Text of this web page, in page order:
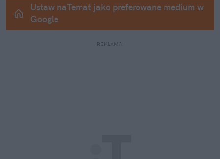
Ustaw naTemat jako preferowane medium w
Google
REKLAMA